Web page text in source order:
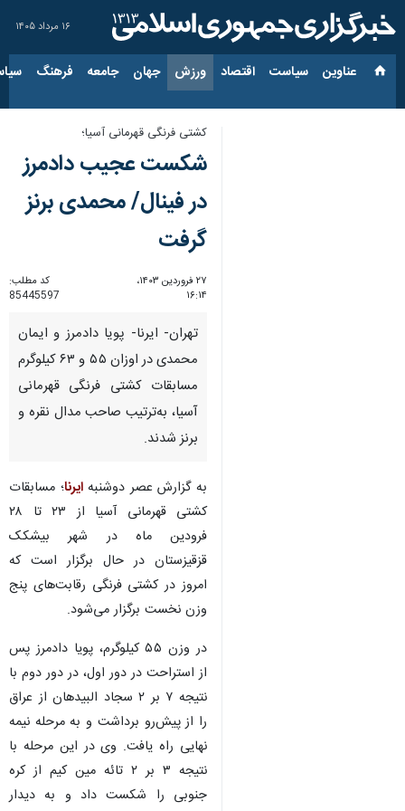
۱۶ مرداد ۱۴۰۵
عناوین‌ سیاست اقتصاد ورزش جهان جامعه فرهنگ
کشتی فرنگی قهرمانی آسیا؛
شکست عجیب دادمرز
در فینال/ محمدی برنز
گرفت
۲۷ فروردین ۱۴۰۳،
۱۶:۱۴
کد مطلب:
85445597
تهران- ایرنا- پویا دادمرز و ایمان
محمدی در اوزان ۵۵ و ۶۳ کیلوگرم
مسابقات کشتی فرنگی قهرمانی
آسیا، به‌ترتیب صاحب مدال نقره و
برنز شدند.
به گزارش عصر دوشنبهایرنا؛ مسابقات
کشتی قهرمانی آسیا از ۲۳ تا ۲۸
فرودین ماه در شهر بیشکک
قزقیزستان در حال برگزار است که
امروز در کشتی فرنگی رقابت‌های پنج
وزن نخست برگزار می‌شود.
در وزن ۵۵ کیلوگرم، پویا دادمرز پس
از استراحت در دور اول، در دور دوم با
نتیجه ۷ بر ۲ سجاد البیدهان از عراق
را از پیش‌رو برداشت و به مرحله نیمه
نهایی راه یافت. وی در این مرحله با
نتیجه ۳ بر ۲ تائه مین کیم از کره
جنوبی را شکست داد و به دیدار